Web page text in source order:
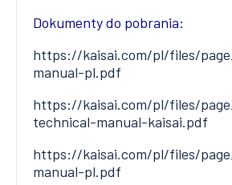
Dokumenty do pobrania:
https://kaisai.com/pl/files/
manual-pl.pdf
https://kaisai.com/pl/files/
technical-manual-kaisai.pdf
https://kaisai.com/pl/files/
manual-pl.pdf